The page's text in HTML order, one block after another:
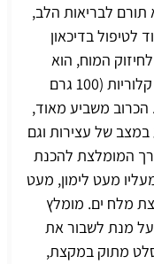
תורם לבריאות הלב,
לטיפול בדיכאון
המוח, הוא
מוריד נפיחות, יש בו מעט מאוד קלוריות (100 גרם
בלבד). הכרוב משביע מאוד,
במצב של עצירות וגם
המומלצת להכנת
מעט לימון, מעט
מלח ים. מומלץ
על מנת לשבור את
מתוק במקצת,